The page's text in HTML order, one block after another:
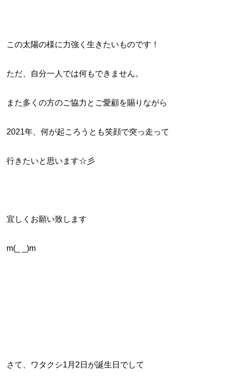
この太陽の様に力強く生きたいものです！
ただ、自分一人では何もできません。
また多くの方のご協力とご愛顧を賜りながら
2021年、何が起ころうとも笑顔で突っ走って
行きたいと思います☆彡
宜しくお願い致します
m(_ _)m
さて、ワタクシ1月2日が誕生日でして